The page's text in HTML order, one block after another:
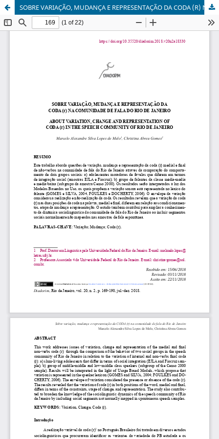
SOBRE VARIAÇÃO, MUDANÇA E REPRESENTAÇÃO DA CODA (R) NA COMUNIDADE DE FALA DO RIO DE JANEIRO